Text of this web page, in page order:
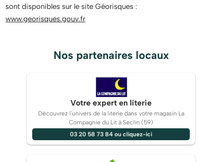
sont disponibles sur le site Géorisques :
www.georisques.gouv.fr
Nos partenaires locaux
Votre expert en literie
Découvrez l'univers de la literie dans votre magasin La
Compagnie du Lit à Seclin (59)
03 20 58 73 84 ou cliquez-ici